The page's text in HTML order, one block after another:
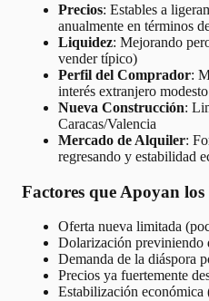
Precios: Estables a
anualmente en términos
Liquidez: Mejorando
vender típico)
Perfil del Comprador:
interés extranjero modesto
Nueva Construcción:
Caracas/Valencia
Mercado de Alquiler:
regresando y estabilidad
Factores que Apoyan los
Oferta nueva limitada
Dolarización previniendo
Demanda de la diáspora
Precios ya fuertemente
Estabilización económica